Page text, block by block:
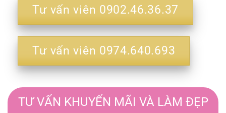
Tư vấn viên 0902.46.36.37
Tư vấn viên 0974.640.693
TƯ VẤN KHUYẾN MÃI VÀ LÀM ĐẸP